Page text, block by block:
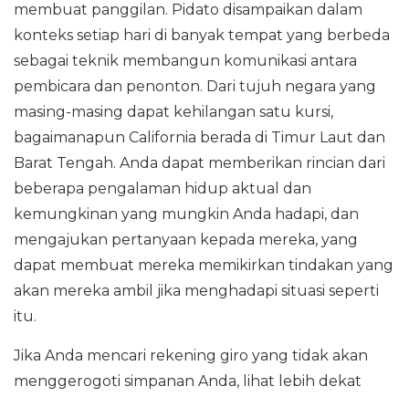
membuat panggilan. Pidato disampaikan dalam
konteks setiap hari di banyak tempat yang berbeda
sebagai teknik membangun komunikasi antara
pembicara dan penonton. Dari tujuh negara yang
masing-masing dapat kehilangan satu kursi,
bagaimanapun California berada di Timur Laut dan
Barat Tengah. Anda dapat memberikan rincian dari
beberapa pengalaman hidup aktual dan
kemungkinan yang mungkin Anda hadapi, dan
mengajukan pertanyaan kepada mereka, yang
dapat membuat mereka memikirkan tindakan yang
akan mereka ambil jika menghadapi situasi seperti
itu.
Jika Anda mencari rekening giro yang tidak akan
menggerogoti simpanan Anda, lihat lebih dekat